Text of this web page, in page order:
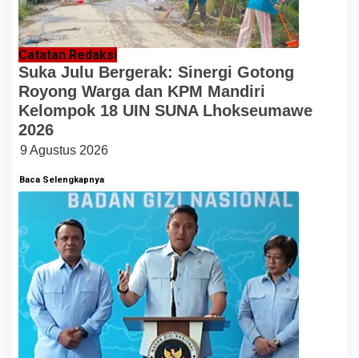
Catatan Redaksi
Suka Julu Bergerak: Sinergi Gotong
Royong Warga dan KPM Mandiri
Kelompok 18 UIN SUNA Lhokseumawe
2026
9 Agustus 2026
Baca Selengkapnya